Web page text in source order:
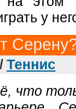
у
Теннис
что